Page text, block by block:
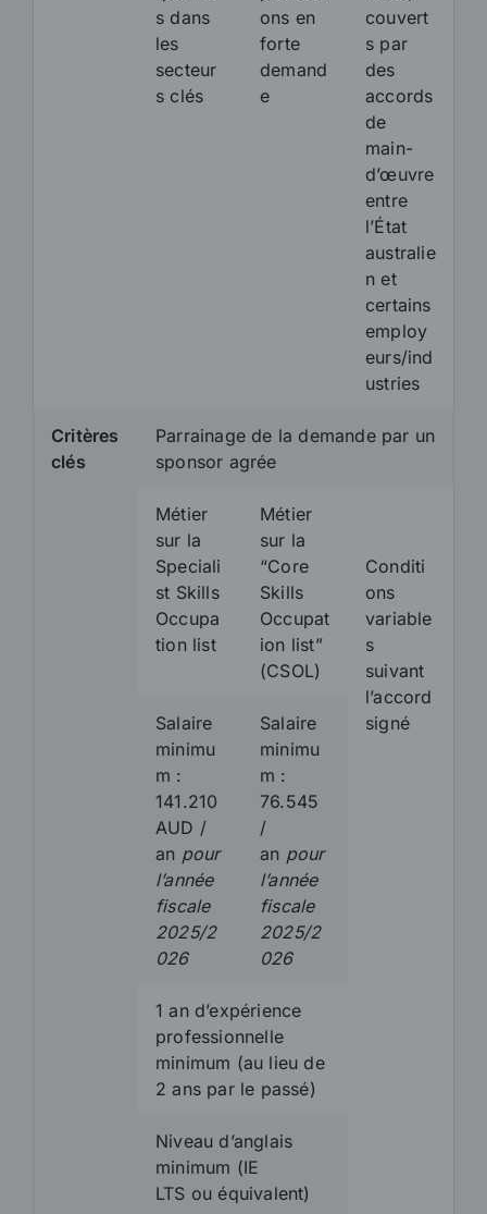
s dans
les
secteur
s clés
ons en
forte
demand
e
couvert
s par
des
accords
de
main-
d’œuvre
entre
l’État
australie
n et
certains
employ
eurs/ind
ustries
Critères
clés
Parrainage de la demande par un
sponsor agrée
Métier
sur la
Speciali
st Skills
Occupa
tion list
Métier
sur la
“Core
Skills
Occupat
ion list”
(CSOL)
Conditi
ons
variable
s
suivant
l’accord
signé
Salaire
minimu
m :
141.210
AUD /
an pour
l’année
fiscale
2025/2
026
Salaire
minimu
m :
76.545
/
an pour
l’année
fiscale
2025/2
026
1 an d’expérience
professionnelle
minimum (au lieu de
2 ans par le passé)
Niveau d’anglais
minimum (IE
LTS ou équivalent)